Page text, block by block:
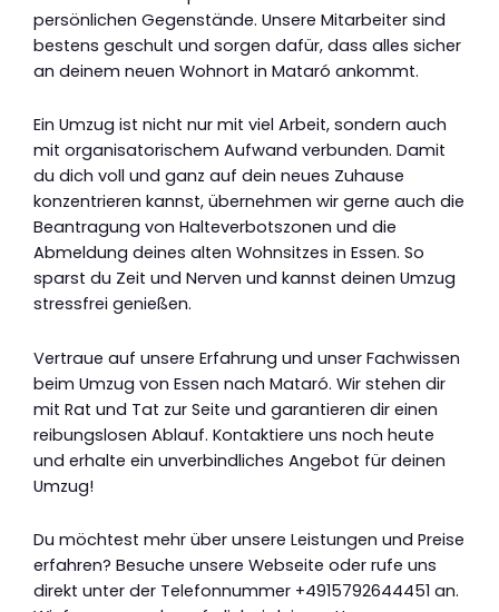
persönlichen Gegenstände. Unsere Mitarbeiter sind
bestens geschult und sorgen dafür, dass alles sicher
an deinem neuen Wohnort in Mataró ankommt.
Ein Umzug ist nicht nur mit viel Arbeit, sondern auch
mit organisatorischem Aufwand verbunden. Damit
du dich voll und ganz auf dein neues Zuhause
konzentrieren kannst, übernehmen wir gerne auch die
Beantragung von Halteverbotszonen und die
Abmeldung deines alten Wohnsitzes in Essen. So
sparst du Zeit und Nerven und kannst deinen Umzug
stressfrei genießen.
Vertraue auf unsere Erfahrung und unser Fachwissen
beim Umzug von Essen nach Mataró. Wir stehen dir
mit Rat und Tat zur Seite und garantieren dir einen
reibungslosen Ablauf. Kontaktiere uns noch heute
und erhalte ein unverbindliches Angebot für deinen
Umzug!
Du möchtest mehr über unsere Leistungen und Preise
erfahren? Besuche unsere Webseite oder rufe uns
direkt unter der Telefonnummer +4915792644451 an.